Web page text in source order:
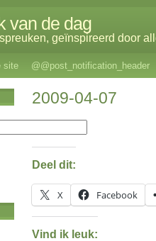
van de dag
geïnspireerd door
site @@post_notification_header
2009-04-07
Deel dit:
X Facebook
Vind ik leuk: